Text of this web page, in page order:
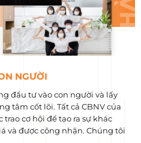
NGƯỜI
đầu tư vào con người và lấy
tâm cốt lõi. Tất cả CBNV của
trao cơ hội để tạo ra sự khác
và được công nhận. Chúng tôi